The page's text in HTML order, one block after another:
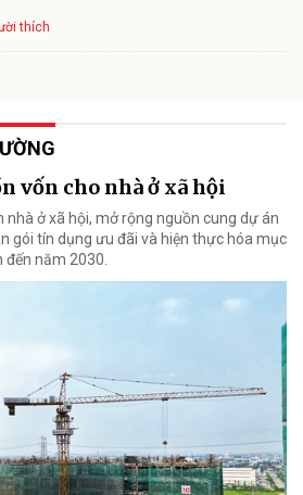
thích
vốn cho nhà ở xã hội
nhà ở xã hội, mở rộng nguồn cung dự án
gói tín dụng ưu đãi và hiện thực hóa mục
đến năm 2030.